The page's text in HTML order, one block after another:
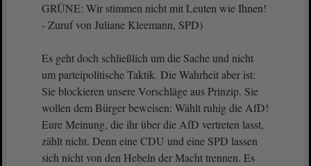
GRÜNE: Wir stimmen nicht mit Leuten wie Ihnen!
- Zuruf von Juliane Kleemann, SPD)
Es geht doch schließlich um die Sache und nicht
um parteipolitische Taktik. Die Wahrheit aber ist:
Sie blockieren unsere Vorschläge aus Prinzip. Sie
wollen dem Bürger beweisen: Wählt ruhig die AfD!
Eure Meinung, die ihr über die AfD vertreten lasst,
zählt nicht. Denn eine CDU und eine SPD lassen
sich nicht von den Hebeln der Macht trennen. Es